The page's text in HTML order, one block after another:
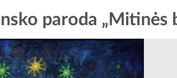
paroda „Mitinės